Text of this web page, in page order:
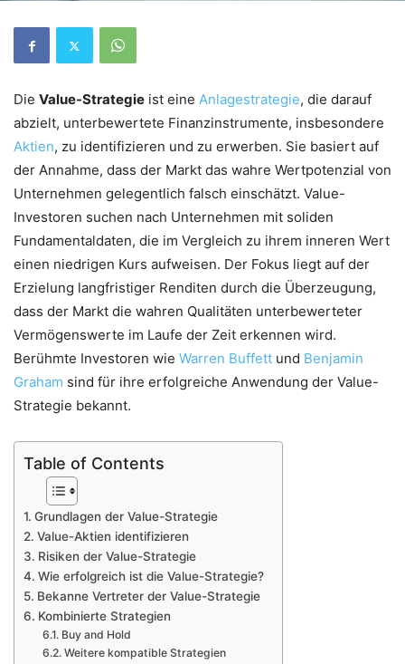
Die Value-Strategie ist eine Anlagestrategie, die darauf
abzielt, unterbewertete Finanzinstrumente, insbesondere
Aktien, zu identifizieren und zu erwerben. Sie basiert auf
der Annahme, dass der Markt das wahre Wertpotenzial von
Unternehmen gelegentlich falsch einschätzt. Value-
Investoren suchen nach Unternehmen mit soliden
Fundamentaldaten, die im Vergleich zu ihrem inneren Wert
einen niedrigen Kurs aufweisen. Der Fokus liegt auf der
Erzielung langfristiger Renditen durch die Überzeugung,
dass der Markt die wahren Qualitäten unterbewerteter
Vermögenswerte im Laufe der Zeit erkennen wird.
Berühmte Investoren wie Warren Buffett und Benjamin
Graham sind für ihre erfolgreiche Anwendung der Value-
Strategie bekannt.
Table of Contents
Grundlagen der Value-Strategie
Value-Aktien identifizieren
Risiken der Value-Strategie
Wie erfolgreich ist die Value-Strategie?
Bekanne Vertreter der Value-Strategie
Kombinierte Strategien
Buy and Hold
Weitere kompatible Strategien